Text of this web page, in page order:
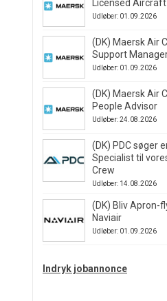
Licensed
Udløber: 01.09.2026
(DK) Maersk Air
Support
Udløber: 01.09.2026
(DK) Maersk Air
People Advisor
Udløber: 24.08.2026
(DK) PDC søger
Specialist til
Crew
Udløber: 14.08.2026
(DK) Bliv Apron-
Naviair
Udløber: 01.09.2026
Indryk jobannonce